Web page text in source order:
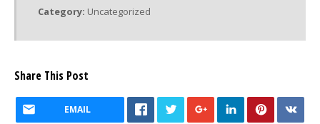
Category: Uncategorized
Share This Post
EMAIL